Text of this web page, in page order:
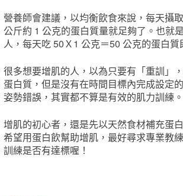
營養師會建議，以均衡飲食來說，每天攝
公斤約 1 公克的蛋白質量就足夠了。也就
人，每天吃 50Ｘ1 公克＝50 公克的蛋白質
很多想要增肌的人，以為只要有「重訓」
蛋白質，但是沒有在時間目標內完成設定
姿勢錯誤，其實都不算是有效的肌力訓練。
增肌的初心者，還是先以天然食材補充蛋
希望用蛋白飲幫助增肌，最好尋求專業教
訓練是否有達標喔！